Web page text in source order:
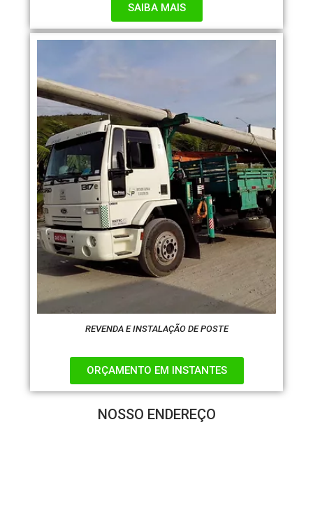
SAIBA MAIS
REVENDA E INSTALAÇÃO DE POSTE
ORÇAMENTO EM INSTANTES
NOSSO ENDEREÇO